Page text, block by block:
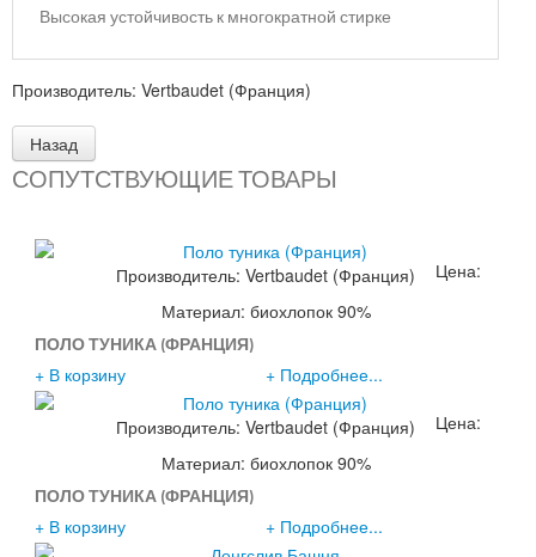
Высокая устойчивость к многократной стирке
Производитель: Vertbaudet (Франция)
СОПУТСТВУЮЩИЕ ТОВАРЫ
Производитель:Vertbaudet (Франция) Цена:
690р.
Материал: биохлопок 90%
ПОЛО ТУНИКА (ФРАНЦИЯ)
+ В корзину + Подробнее...
Производитель:Vertbaudet (Франция) Цена:
690р.
Материал: биохлопок 90%
ПОЛО ТУНИКА (ФРАНЦИЯ)
+ В корзину + Подробнее...